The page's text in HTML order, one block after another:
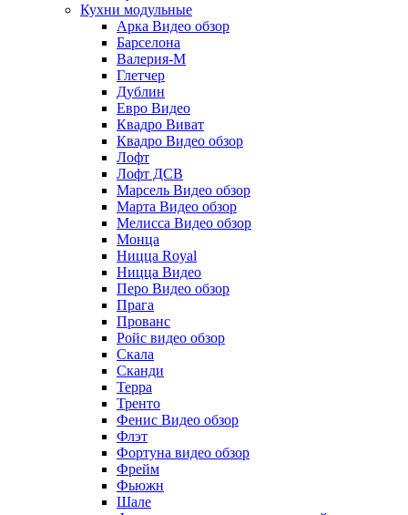
Кухни модульные
Арка Видео обзор
Барселона
Валерия-М
Глетчер
Дублин
Евро Видео
Квадро Виват
Квадро Видео обзор
Лофт
Лофт ДСВ
Марсель Видео обзор
Марта Видео обзор
Мелисса Видео обзор
Монца
Ницца Royal
Ницца Видео
Перо Видео обзор
Прага
Прованс
Ройс видео обзор
Скала
Сканди
Терра
Тренто
Фенис Видео обзор
Флэт
Фортуна видео обзор
Фрейм
Фьюжн
Шале